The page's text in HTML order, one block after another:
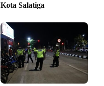
Kota Salatiga